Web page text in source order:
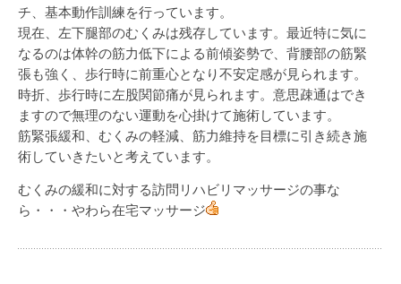
チ、基本動作訓練を行っています。
現在、左下腿部のむくみは残存しています。最近特に気に
なるのは体幹の筋力低下による前傾姿勢で、背腰部の筋緊
張も強く、歩行時に前重心となり不安定感が見られます。
時折、歩行時に左股関節痛が見られます。意思疎通はでき
ますので無理のない運動を心掛けて施術しています。
筋緊張緩和、むくみの軽減、筋力維持を目標に引き続き施
術していきたいと考えています。
むくみの緩和に対する訪問リハビリマッサージの事な
ら・・・やわら在宅マッサージ